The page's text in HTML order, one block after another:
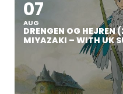
07
AUG
DRENGEN OG
MIYAZAKI – WITH UK